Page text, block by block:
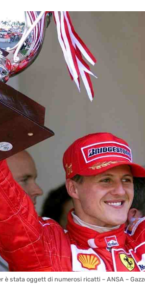
è stata oggett di numerosi ricatti – ANSA –